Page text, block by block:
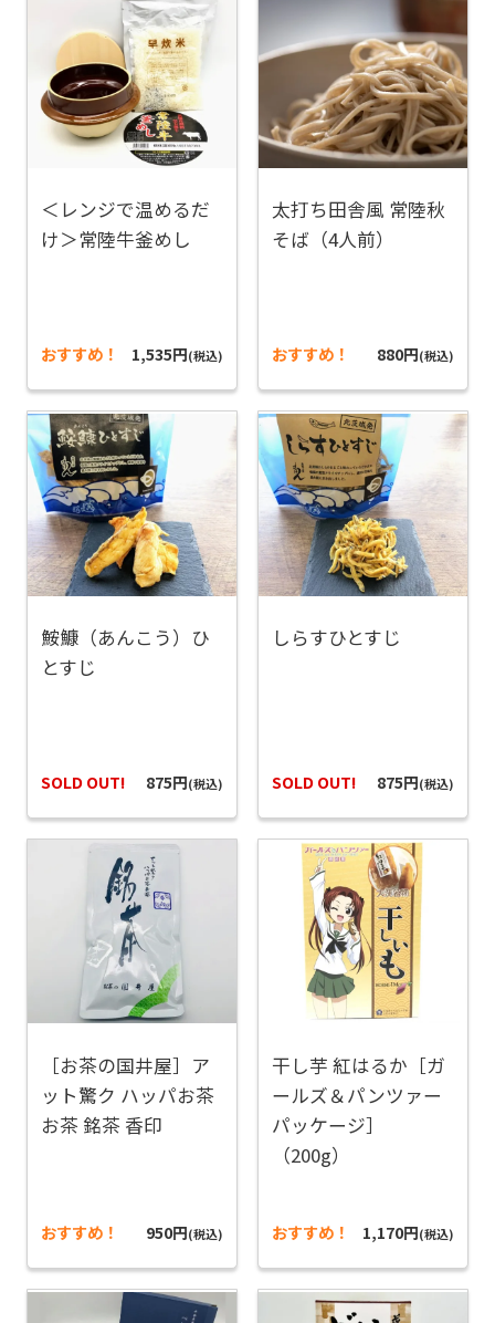
＜レンジで温めるだ
け＞常陸牛釜めし
おすすめ！ 1,535円(税込)
太打ち田舎風 常陸秋
そば（4人前）
おすすめ！ 880円(税込)
鮟鱇（あんこう）ひ
とすじ
SOLD OUT! 875円(税込)
しらすひとすじ
SOLD OUT! 875円(税込)
［お茶の国井屋］ア
ット驚ク ハッパお茶
お茶 銘茶 香印
おすすめ！ 950円(税込)
干し芋 紅はるか［ガ
ールズ＆パンツァー
パッケージ］
（200g）
おすすめ！ 1,170円(税込)